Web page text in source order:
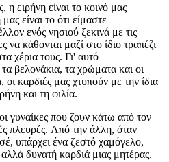
ειρήνη είναι το κοινό μας
είναι το ότι είμαστε
ενός νησιού ξεκινά με τις
να κάθονται μαζί στο ίδιο τραπέζι
χέρια τους. Γι' αυτό
βελονάκια, τα χρώματα και οι
οι καρδιές μας χτυπούν με την ίδια
και τη φιλία.
γυναίκες που ζουν κάτω από τον
πλευρές. Από την άλλη, όταν
υπάρχει ένα ζεστό χαμόγελο,
δυνατή καρδιά μιας μητέρας.